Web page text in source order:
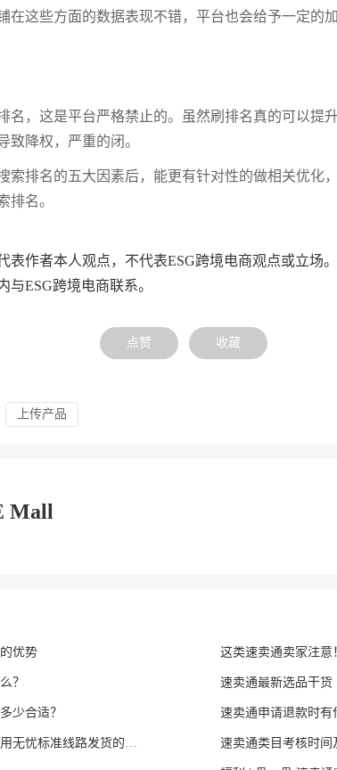
在这些方面的数据表现不错，平台也会给予一定的
名，这是平台严格禁止的。虽然刷排名真的可以提
致降权，严重的闭。
索排名的五大因素后，能更有针对性的做相关优化
排名。
表作者本人观点，不代表ESG跨境电商观点或立场
与ESG跨境电商联系。
点赞 收藏
上传产品
Mall
优势 这类速卖通卖家注
？ 速卖通最新选品干货
少合适？ 速卖通申请退款时有
2020年2月1日起，速卖通卖家使用无忧标准线路发货的货物将受到保障！-EU跨境圈 速卖通类目考核时间